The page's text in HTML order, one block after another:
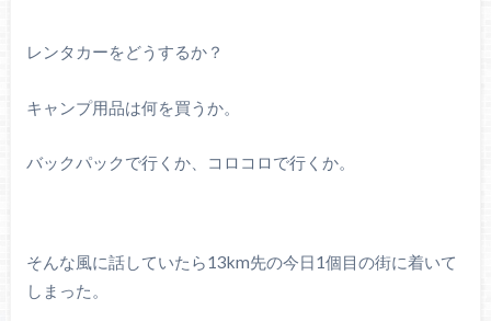
レンタカーをどうするか？
キャンプ用品は何を買うか。
バックパックで行くか、コロコロで行くか。
そんな風に話していたら13km先の今日1個目の街に着いて
しまった。